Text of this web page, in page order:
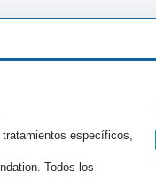
específicos,
Todos los